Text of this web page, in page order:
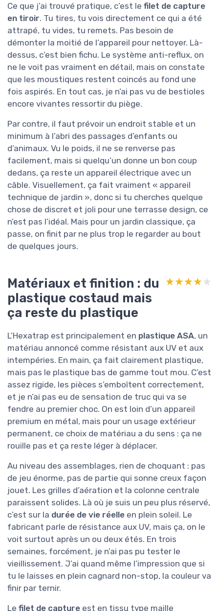
Ce que j’ai trouvé pratique, c’est le filet de capture
en tiroir. Tu tires, tu vois directement ce qui a été
attrapé, tu vides, tu remets. Pas besoin de
démonter la moitié de l’appareil pour nettoyer. Là-
dessus, c’est bien fichu. Le système anti-reflux, on
ne le voit pas vraiment en détail, mais on constate
que les moustiques restent coincés au fond une
fois aspirés. En tout cas, je n’ai pas vu de bestioles
encore vivantes ressortir du piège.
Par contre, il faut prévoir un endroit stable et un
minimum à l’abri des passages d’enfants ou
d’animaux. Vu le poids, il ne se renverse pas
facilement, mais si quelqu’un donne un bon coup
dedans, ça reste un appareil électrique avec un
câble. Visuellement, ça fait vraiment « appareil
technique de jardin », donc si tu cherches quelque
chose de discret et joli pour une terrasse design, ce
n’est pas l’idéal. Mais pour un jardin classique, ça
passe, on finit par ne plus trop le regarder au bout
de quelques jours.
Matériaux et finition : du
plastique costaud mais
ça reste du plastique
★★★★★
★★★★★
L’Hexatrap est principalement en plastique ASA, un
matériau annoncé comme résistant aux UV et aux
intempéries. En main, ça fait clairement plastique,
mais pas le plastique bas de gamme tout mou. C’est
assez rigide, les pièces s’emboîtent correctement,
et je n’ai pas eu de sensation de truc qui va se
fendre au premier choc. On est loin d’un appareil
premium en métal, mais pour un usage extérieur
permanent, ce choix de matériau a du sens : ça ne
rouille pas et ça reste léger à déplacer.
Au niveau des assemblages, rien de choquant : pas
de jeu énorme, pas de partie qui sonne creux façon
jouet. Les grilles d’aération et la colonne centrale
paraissent solides. Là où je suis un peu plus réservé,
c’est sur la durée de vie réelle en plein soleil. Le
fabricant parle de résistance aux UV, mais ça, on le
voit surtout après un ou deux étés. En trois
semaines, forcément, je n’ai pas pu tester le
vieillissement. J’ai quand même l’impression que si
tu le laisses en plein cagnard non-stop, la couleur va
finir par ternir.
Le filet de capture est en tissu type maille